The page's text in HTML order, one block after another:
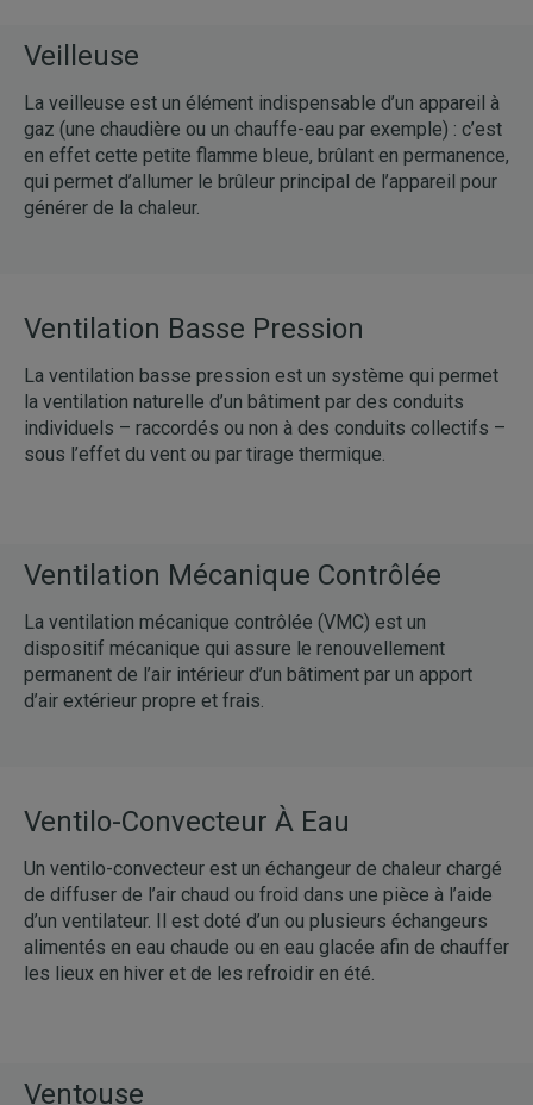
Veilleuse
La veilleuse est un élément indispensable d’un appareil à
gaz (une chaudière ou un chauffe-eau par exemple) : c’est
en effet cette petite flamme bleue, brûlant en permanence,
qui permet d’allumer le brûleur principal de l’appareil pour
générer de la chaleur.
Ventilation Basse Pression
La ventilation basse pression est un système qui permet
la ventilation naturelle d’un bâtiment par des conduits
individuels – raccordés ou non à des conduits collectifs –
sous l’effet du vent ou par tirage thermique.
Ventilation Mécanique Contrôlée
La ventilation mécanique contrôlée (VMC) est un
dispositif mécanique qui assure le renouvellement
permanent de l’air intérieur d’un bâtiment par un apport
d’air extérieur propre et frais.
Ventilo-Convecteur À Eau
Un ventilo-convecteur est un échangeur de chaleur chargé
de diffuser de l’air chaud ou froid dans une pièce à l’aide
d’un ventilateur. Il est doté d’un ou plusieurs échangeurs
alimentés en eau chaude ou en eau glacée afin de chauffer
les lieux en hiver et de les refroidir en été.
Ventouse